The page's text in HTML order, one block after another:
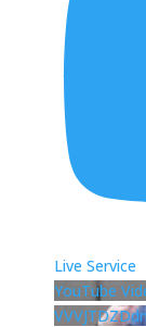
Live Service
YouTube